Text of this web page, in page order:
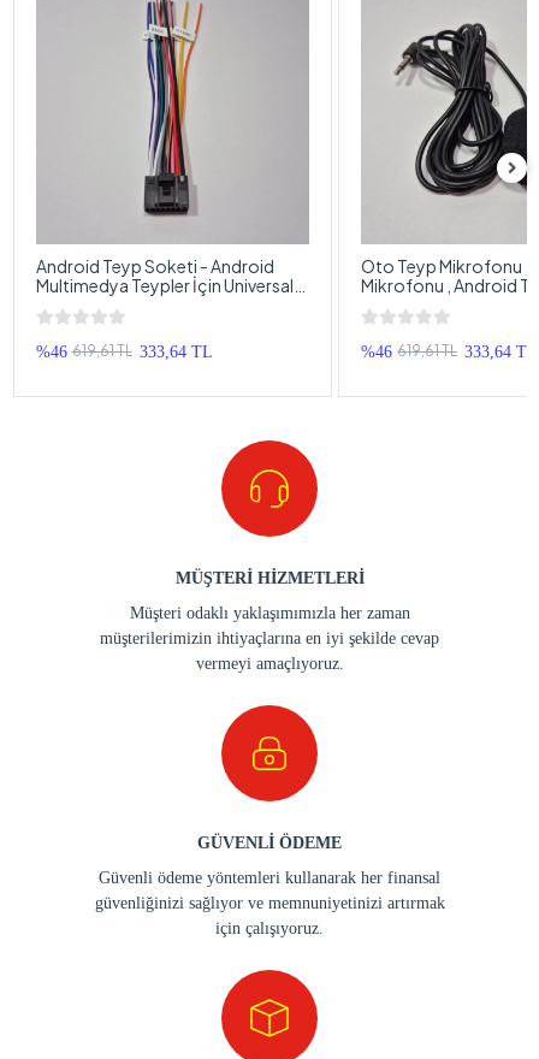
Android Teyp Soketi - Android
Multimedya Teypler İçin Universal
Teyp Soketi - Android Oem
Double Teyp Soketi
%46 619,61 TL 333,64 TL
Oto Teyp Mikrofonu ,
Mikrofonu , Android
uyumlu Teyp
%46 619,61 TL 333,64 TL
MÜŞTERİ HİZMETLERİ
Müşteri odaklı yaklaşımımızla her zaman
müşterilerimizin ihtiyaçlarına en iyi şekilde cevap
vermeyi amaçlıyoruz.
GÜVENLİ ÖDEME
Güvenli ödeme yöntemleri kullanarak her finansal
güvenliğinizi sağlıyor ve memnuniyetinizi artırmak
için çalışıyoruz.